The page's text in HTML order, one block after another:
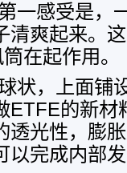
一感受是，
爽起来。
在起作用。
状，上面铺
ETFE的新材
透光性，膨
以完成内部